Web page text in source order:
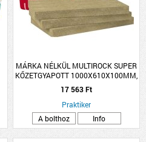
MÁRKA NÉLKÜL MULTIROCK SUPER
KŐZETGYAPOTT 1000X610X100MM,
0.039W/M-K
17 563 Ft
Praktiker
A bolthoz
Info